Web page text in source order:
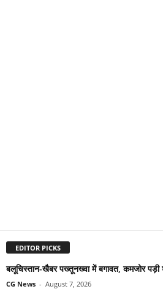
EDITOR PICKS
बलूचिस्तान-खैबर पख्तूनख्वा में बगावत, कमजोर पड़ी
CG News - August 7, 2026